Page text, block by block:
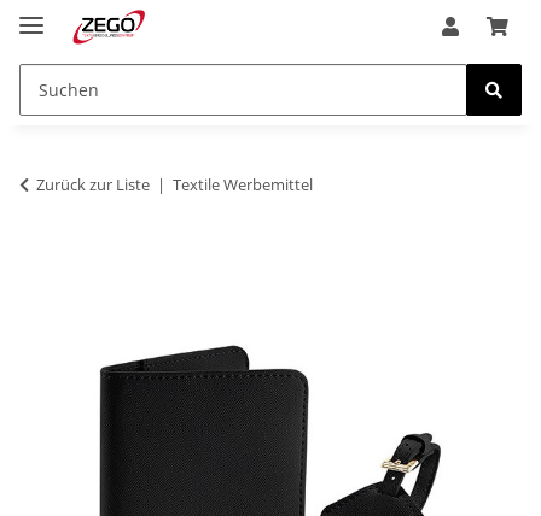
Zurück zur Liste Textile Werbemittel